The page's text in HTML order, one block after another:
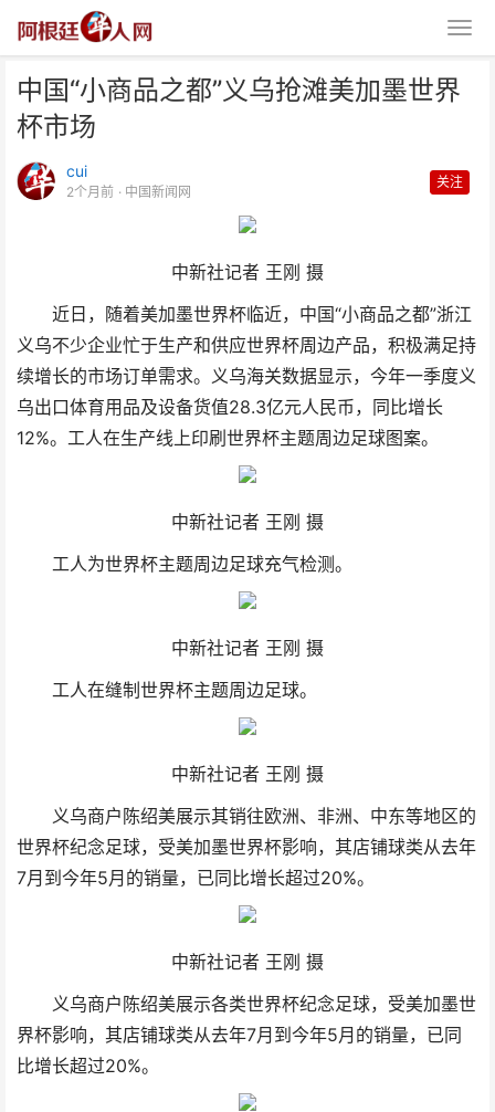
中国“小商品之都”义乌抢滩美加墨世界
杯市场
cui
2个月前 · 中国新闻网
关注
中新社记者 王刚 摄
近日，随着美加墨世界杯临近，中国“小商品之都”浙江
义乌不少企业忙于生产和供应世界杯周边产品，积极满足持
续增长的市场订单需求。义乌海关数据显示，今年一季度义
乌出口体育用品及设备货值28.3亿元人民币，同比增长
12%。工人在生产线上印刷世界杯主题周边足球图案。
中新社记者 王刚 摄
工人为世界杯主题周边足球充气检测。
中新社记者 王刚 摄
工人在缝制世界杯主题周边足球。
中新社记者 王刚 摄
义乌商户陈绍美展示其销往欧洲、非洲、中东等地区的
世界杯纪念足球，受美加墨世界杯影响，其店铺球类从去年
7月到今年5月的销量，已同比增长超过20%。
中新社记者 王刚 摄
义乌商户陈绍美展示各类世界杯纪念足球，受美加墨世
界杯影响，其店铺球类从去年7月到今年5月的销量，已同
比增长超过20%。